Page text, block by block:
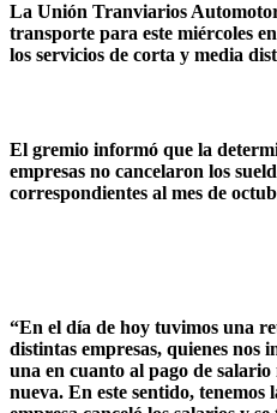
La Unión Tranviarios
transporte para este miércoles
los servicios de corta y media
El gremio informó que la
empresas no cancelaron los
correspondientes al mes de
“En el día de hoy tuvimos una
distintas empresas, quienes nos
una en cuanto al pago de salario
nueva. En este sentido,